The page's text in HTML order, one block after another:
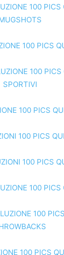
100 PICS
100 PICS
100 PICS
SPORTIVI
100 PICS
100 PICS
100 PICS
100 PICS
100
100 PICS